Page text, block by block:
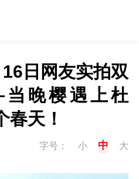
日网友实拍双
晚樱遇上杜
春天！
字号： 小 中 大